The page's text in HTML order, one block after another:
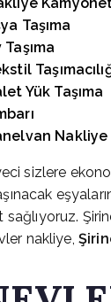
Taşıma
Yük Taşıma
Nakliye
sizlere
nakliye,